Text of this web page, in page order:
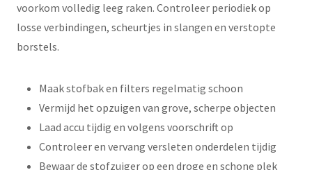
voorkom volledig leeg raken. Controleer periodiek op
losse verbindingen, scheurtjes in slangen en verstopte
borstels.
Maak stofbak en filters regelmatig schoon
Vermijd het opzuigen van grove, scherpe objecten
Laad accu tijdig en volgens voorschrift op
Controleer en vervang versleten onderdelen tijdig
Bewaar de stofzuiger op een droge en schone plek